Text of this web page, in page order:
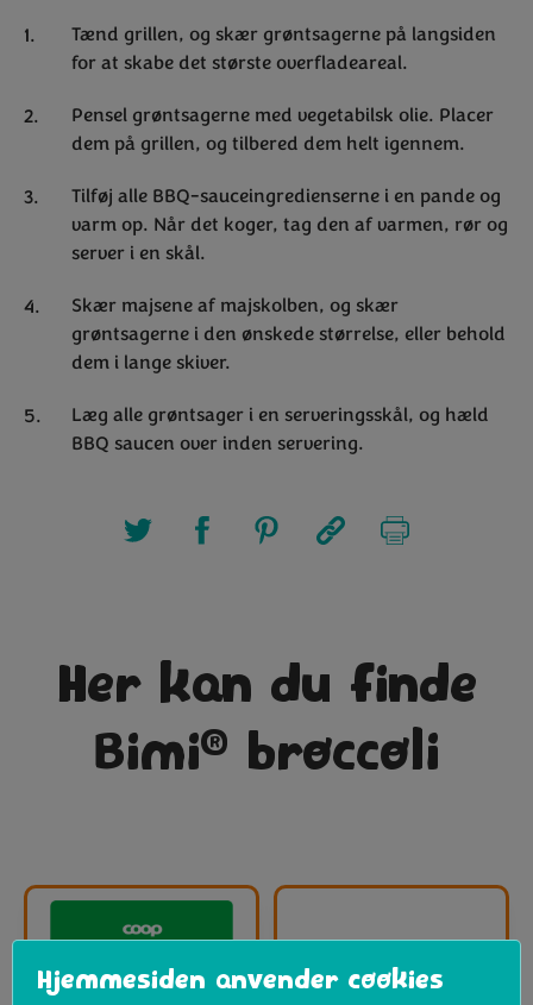
Tænd grillen, og skær grøntsagerne på langsiden
for at skabe det største overfladeareal.
Pensel grøntsagerne med vegetabilsk olie. Placer
dem på grillen, og tilbered dem helt igennem.
Tilføj alle BBQ-sauceingredienserne i en pande og
varm op. Når det koger, tag den af varmen, rør og
server i en skål.
Skær majsene af majskolben, og skær
grøntsagerne i den ønskede størrelse, eller behold
dem i lange skiver.
Læg alle grøntsager i en serveringsskål, og hæld
BBQ saucen over inden servering.
Her kan du finde
Bimi® broccoli
Hjemmesiden anvender cookies